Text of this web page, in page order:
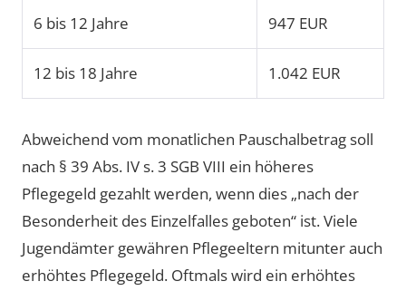
6 bis 12 Jahre 947 EUR
12 bis 18 Jahre 1.042 EUR
Abweichend vom monatlichen Pauschalbetrag soll
nach § 39 Abs. IV s. 3 SGB VIII ein höheres
Pflegegeld gezahlt werden, wenn dies „nach der
Besonderheit des Einzelfalles geboten“ ist. Viele
Jugendämter gewähren Pflegeeltern mitunter auch
erhöhtes Pflegegeld. Oftmals wird ein erhöhtes